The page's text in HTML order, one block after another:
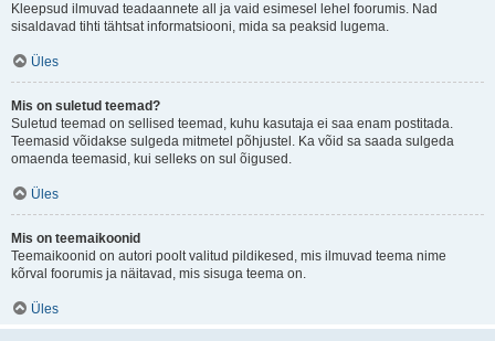
Kleepsud ilmuvad teadaannete all ja vaid esimesel lehel foorumis. Nad
sisaldavad tihti tähtsat informatsiooni, mida sa peaksid lugema.
Üles
Mis on suletud teemad?
Suletud teemad on sellised teemad, kuhu kasutaja ei saa enam postitada.
Teemasid võidakse sulgeda mitmetel põhjustel. Ka võid sa saada sulgeda
omaenda teemasid, kui selleks on sul õigused.
Üles
Mis on teemaikoonid
Teemaikoonid on autori poolt valitud pildikesed, mis ilmuvad teema nime
kõrval foorumis ja näitavad, mis sisuga teema on.
Üles